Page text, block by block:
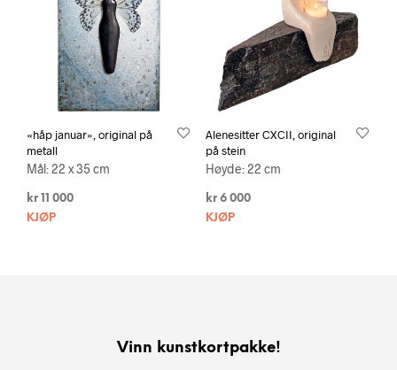
«håp januar», original på
metall
Mål: 22 x 35 cm
kr 11 000
KJØP
Alenesitter CXCII, original
på stein
Høyde: 22 cm
kr6 000
KJØP
Vinn kunstkortpakke!